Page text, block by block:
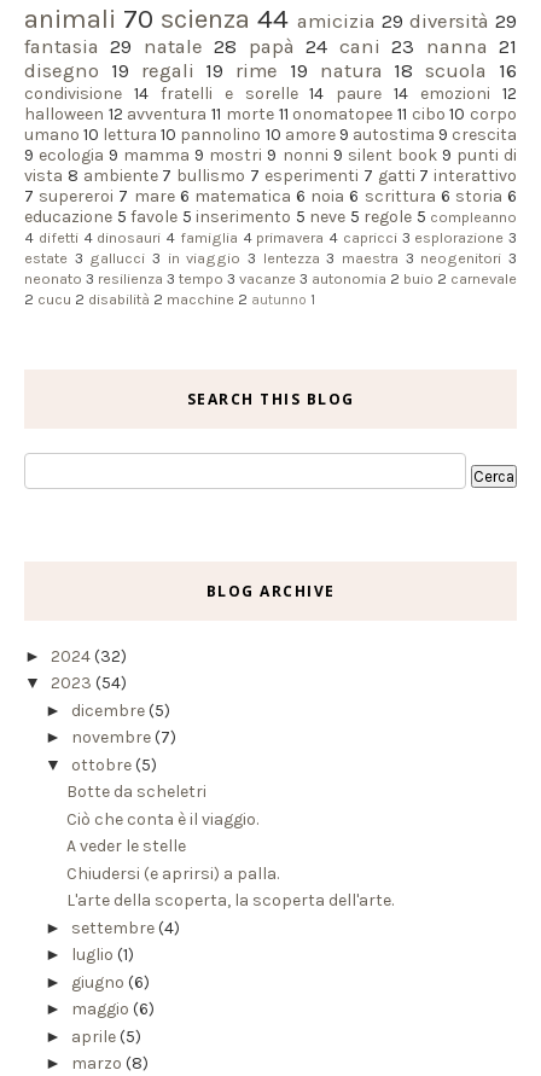
animali 70 scienza 44 amicizia 29 diversità 29
fantasia
29 natale 28 papà 24 cani 23 nanna 21
disegno
19 regali 19 rime 19 natura 18 scuola 16
condivisione 14 fratelli e sorelle 14 paure 14 emozioni
12
halloween 12 avventura 11 morte 11 onomatopee 11 cibo 10 corpo
umano 10 lettura 10 pannolino 10 amore 9 autostima 9 crescita
9 ecologia 9 mamma 9 mostri 9 nonni 9 silent book 9 punti di
vista 8 ambiente 7 bullismo 7 esperimenti 7 gatti 7 interattivo
7 supereroi 7 mare 6 matematica 6 noia 6 scrittura 6 storia 6
educazione 5 favole 5 inserimento 5 neve 5 regole 5 compleanno
4 difetti 4 dinosauri 4 famiglia 4 primavera 4 capricci 3 esplorazione 3
estate 3 gallucci 3 in viaggio 3 lentezza 3 maestra 3 neogenitori 3
neonato 3 resilienza 3 tempo 3 vacanze 3 autonomia 2 buio 2 carnevale
2 cucu 2 disabilità 2 macchine 2 autunno 1
SEARCH THIS BLOG
BLOG ARCHIVE
► 2024(32)
▼ 2023 (54)
► dicembre(5)
► novembre(7)
▼ ottobre(5)
Botte da scheletri
Ciò che conta è il viaggio.
A veder le stelle
Chiudersi (e aprirsi) a palla.
L'arte della scoperta, la scoperta dell'arte.
► settembre(4)
► luglio (1)
► giugno (6)
► maggio (6)
► aprile(5)
► marzo (8)